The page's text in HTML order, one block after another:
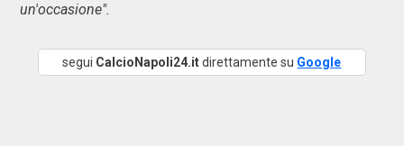
un'occasione".
segui CalcioNapoli24.itdirettamente su Google